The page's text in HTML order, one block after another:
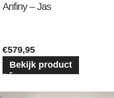
Anfiny – Jas
€579,95
Bekijk product